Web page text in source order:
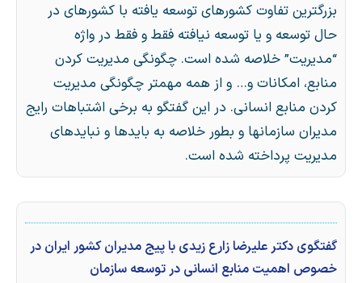
بزرگترین تفاوت کشورهای توسعه یافته با کشورهای در
حال توسعه و یا توسعه نیافته فقط و فقط در واژه
“مدیریت” خلاصه شده است. چگونگی مدیریت کردن
منابع، امکانات و… و از همه مهمتر چگونگی مدیریت
کردن منابع انسانی. در این گفتگو به برخی اشتباهات رایج
مدیران سازمانها و بطور خلاصه به بایدها و نبایدهای
مدیریت پرداخته شده است.
گفتگوی دکتر علیرضا زارع زیدی با پیج مدیران کشور ایران در
خصوص اهمیت منابع انسانی در توسعه سازمان